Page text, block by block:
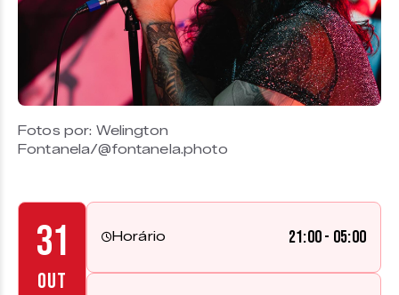
Fotos por: Welington
Fontanela/@fontanela.photo
31
OUT
Horário 21:00 - 05:00